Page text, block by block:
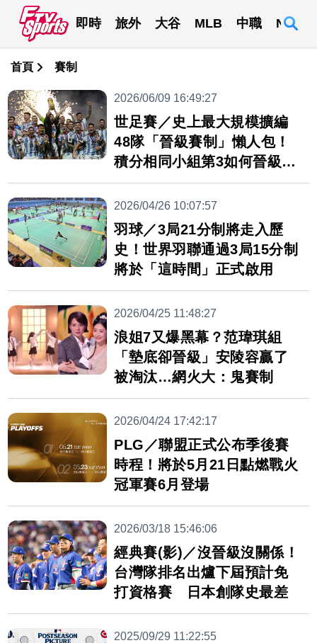
即時 旅外 大谷 MLB 中職 NBA
首頁 賽制
2026/06/09 16:49:27
世足賽／史上最大規模擴編
48隊「晉級賽制」懶人包！
積分相同小組第3如何晉級看
這裡
2026/04/26 10:07:57
羽球／3局21分制將走入歷
史！世界羽聯通過3局15分制
將於「這時間」正式啟用
2026/04/25 11:48:27
浪姐7又爆黑幕？范瑋琪組
「墊底卻晉級」安陵容贏了
被淘汰…網火大：鬼賽制
2026/04/24 17:42:17
PLG／聯盟正式公布季後賽
時程！將於5月21日點燃戰火
冠軍賽6月登場
2026/03/18 15:46:06
經典賽(影)／沒晉級沒關係！
台灣隊排名出爐下屆預計免
打資格賽 日本創隊史最差
2025/09/29 11:22:55